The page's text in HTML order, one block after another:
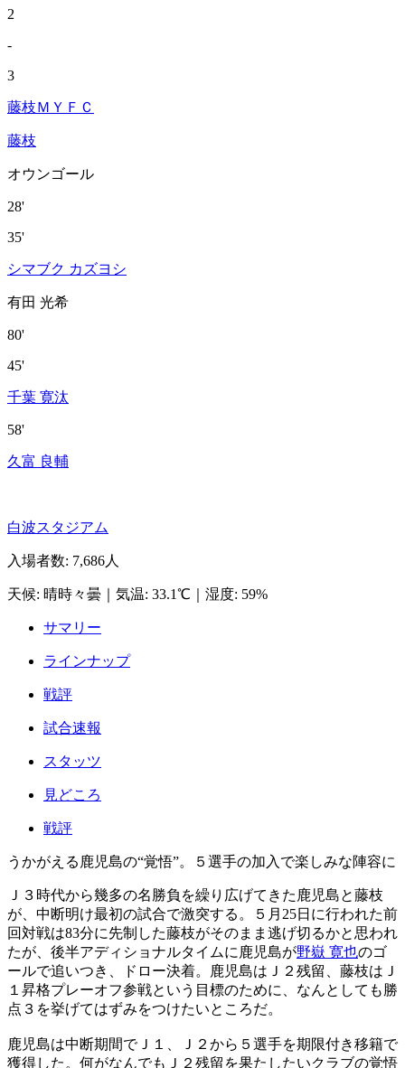
2
-
3
藤枝ＭＹＦＣ
藤枝
オウンゴール
28'
35'
シマブク カズヨシ
有田 光希
80'
45'
千葉 寛汰
58'
久富 良輔
白波スタジアム
入場者数: 7,686人
天候: 晴時々曇 気温: 33.1℃ 湿度: 59%
サマリー
ラインナップ
戦評
試合速報
スタッツ
見どころ
戦評
うかがえる鹿児島の“覚悟”。５選手の加入で楽しみな陣容に
Ｊ３時代から幾多の名勝負を繰り広げてきた鹿児島と藤枝
が、中断明け最初の試合で激突する。５月25日に行われた前
回対戦は83分に先制した藤枝がそのまま逃げ切るかと思われ
たが、後半アディショナルタイムに鹿児島が野嶽 寛也のゴ
ールで追いつき、ドロー決着。鹿児島はＪ２残留、藤枝はＪ
１昇格プレーオフ参戦という目標のために、なんとしても勝
点３を挙げてはずみをつけたいところだ。
鹿児島は中断期間でＪ１、Ｊ２から５選手を期限付き移籍で
獲得した。何がなんでもＪ２残留を果たしたいクラブの覚悟